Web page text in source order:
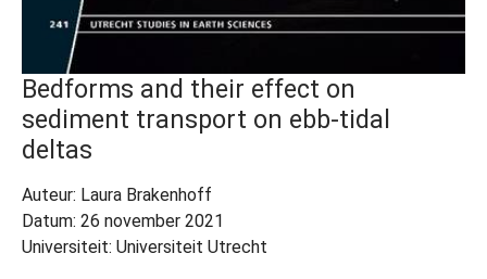
Bedforms and their effect on
sediment transport on ebb-tidal
deltas
Auteur: Laura Brakenhoff
Datum: 26 november 2021
Universiteit: Universiteit Utrecht